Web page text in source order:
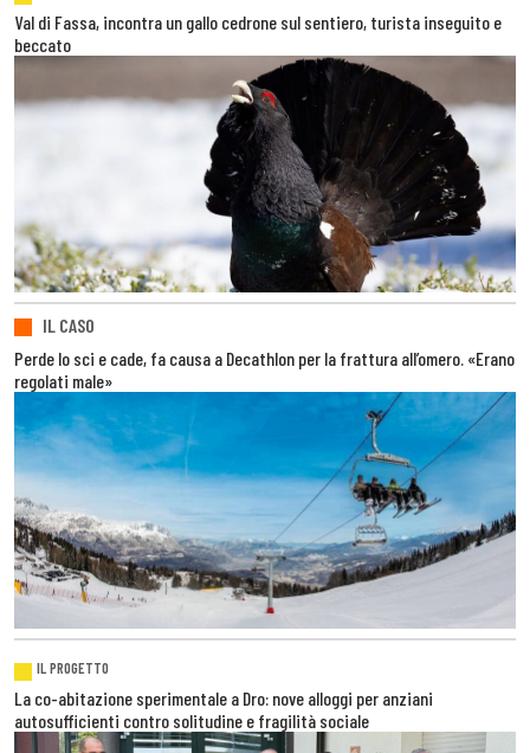
Val di Fassa, incontra un gallo cedrone sul sentiero, turista inseguito e
beccato
IL CASO
Perde lo sci e cade, fa causa a Decathlon per la frattura all’omero. «Erano
regolati male»
IL PROGETTO
La co-abitazione sperimentale a Dro: nove alloggi per anziani
autosufficienti contro solitudine e fragilità sociale